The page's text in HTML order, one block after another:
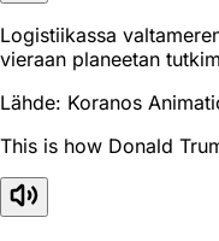
Logistiikassa
vieraan planeetan
Lähde: Koranos
This is how Donald